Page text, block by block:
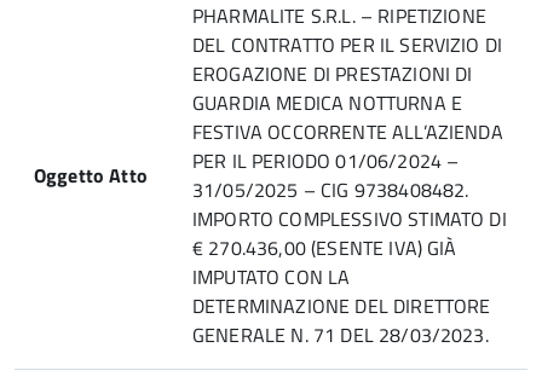
Oggetto Atto
PHARMALITE S.R.L. – RIPETIZIONE
DEL CONTRATTO PER IL SERVIZIO DI
EROGAZIONE DI PRESTAZIONI DI
GUARDIA MEDICA NOTTURNA E
FESTIVA OCCORRENTE ALL’AZIENDA
PER IL PERIODO 01/06/2024 –
31/05/2025 – CIG 9738408482.
IMPORTO COMPLESSIVO STIMATO DI
€ 270.436,00 (ESENTE IVA) GIÀ
IMPUTATO CON LA
DETERMINAZIONE DEL DIRETTORE
GENERALE N. 71 DEL 28/03/2023.